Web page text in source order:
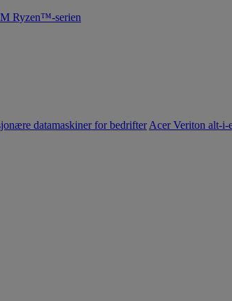
Ryzen™-serien
datamaskiner for bedrifter Acer Veriton alt-i-